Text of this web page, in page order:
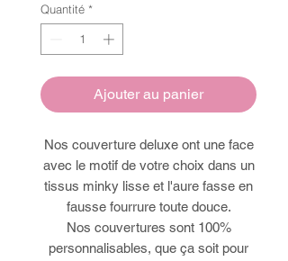
Quantité *
Ajouter au panier
Nos couverture deluxe ont une face
avec le motif de votre choix dans un
tissus minky lisse et l'aure fasse en
fausse fourrure toute douce.
Nos couvertures sont 100%
personnalisables, que ça soit pour